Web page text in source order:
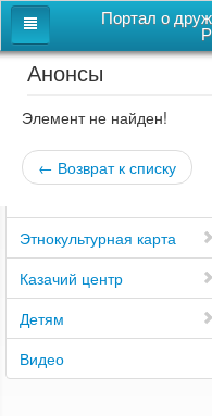
Портал о
Главная
Дом дружбы народов
Новости
Этнокультурная карта
Казачий центр
Детям
Видео
Анонсы
Элемент не найден!
← Возврат к списку